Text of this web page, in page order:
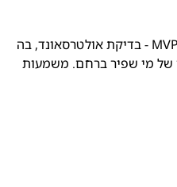
MVP (Maximal vertical pocket) - בדיקת אולטרסאונד, בה
מודדים את הכיס הגדול ביותר של מי שפיר ברחם. משמעות